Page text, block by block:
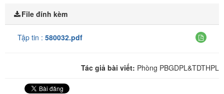
File đính kèm
Tập tin : 580032.pdf
Tác giả bài viết: Phòng PBGDPL&TDTHPL